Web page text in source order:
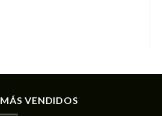
MÁS VENDIDOS